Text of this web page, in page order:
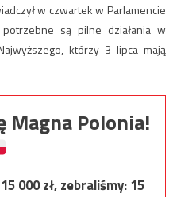
w czwartek w Parlamencie
są pilne działania w
którzy 3 lipca mają
Magna Polonia!
15 000zł, zebraliśmy:15